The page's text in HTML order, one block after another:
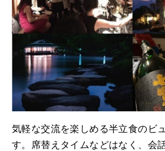
気軽な交流を楽しめる半立食のビ
す。席替えタイムなどはなく、会